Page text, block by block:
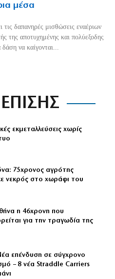
μέσα
δαπανηρές μισθώσεις εναέριων
της αποτυχημένης και πολύεξοδης
δάση να καίγονται...
εκμεταλλεύσεις χωρίς
75χρονος αγρότης
νεκρός στο χωράφι του
η 46χρονη που
για την τραγωδία της
επένδυση σε σύγχρονο
– 8 νέα Straddle Carriers